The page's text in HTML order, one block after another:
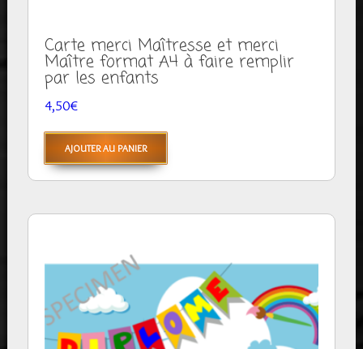
Carte merci Maîtresse et merci
Maître format A4 à faire remplir
par les enfants
4,50€
AJOUTER AU PANIER